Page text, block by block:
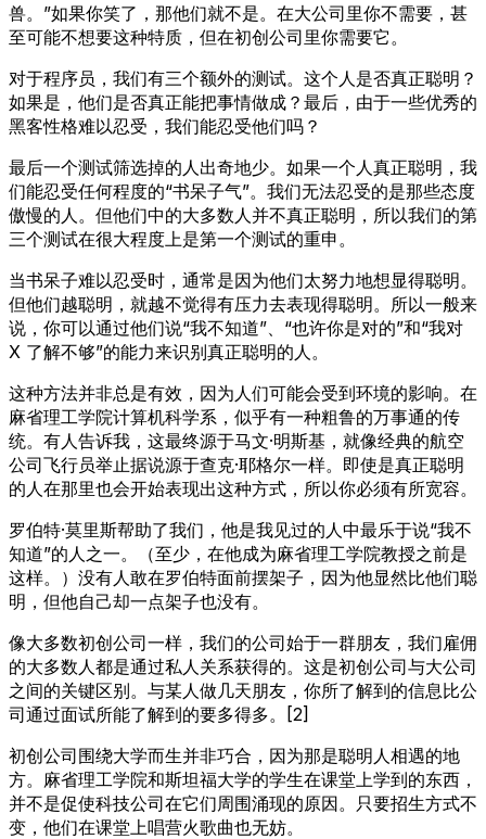
兽。”如果你笑了，那他们就不是。在大公司里你不需要，甚
至可能不想要这种特质，但在初创公司里你需要它。
对于程序员，我们有三个额外的测试。这个人是否真正聪明？
如果是，他们是否真正能把事情做成？最后，由于一些优秀的
黑客性格难以忍受，我们能忍受他们吗？
最后一个测试筛选掉的人出奇地少。如果一个人真正聪明，我
们能忍受任何程度的“书呆子气”。我们无法忍受的是那些态度
傲慢的人。但他们中的大多数人并不真正聪明，所以我们的第
三个测试在很大程度上是第一个测试的重申。
当书呆子难以忍受时，通常是因为他们太努力地想显得聪明。
但他们越聪明，就越不觉得有压力去表现得聪明。所以一般来
说，你可以通过他们说“我不知道”、“也许你是对的”和“我对
X 了解不够”的能力来识别真正聪明的人。
这种方法并非总是有效，因为人们可能会受到环境的影响。在
麻省理工学院计算机科学系，似乎有一种粗鲁的万事通的传
统。有人告诉我，这最终源于马文·明斯基，就像经典的航空
公司飞行员举止据说源于查克·耶格尔一样。即使是真正聪明
的人在那里也会开始表现出这种方式，所以你必须有所宽容。
罗伯特·莫里斯帮助了我们，他是我见过的人中最乐于说“我不
知道”的人之一。（至少，在他成为麻省理工学院教授之前是
这样。）没有人敢在罗伯特面前摆架子，因为他显然比他们聪
明，但他自己却一点架子也没有。
像大多数初创公司一样，我们的公司始于一群朋友，我们雇佣
的大多数人都是通过私人关系获得的。这是初创公司与大公司
之间的关键区别。与某人做几天朋友，你所了解到的信息比公
司通过面试所能了解到的要多得多。[2]
初创公司围绕大学而生并非巧合，因为那是聪明人相遇的地
方。麻省理工学院和斯坦福大学的学生在课堂上学到的东西，
并不是促使科技公司在它们周围涌现的原因。只要招生方式不
变，他们在课堂上唱营火歌曲也无妨。